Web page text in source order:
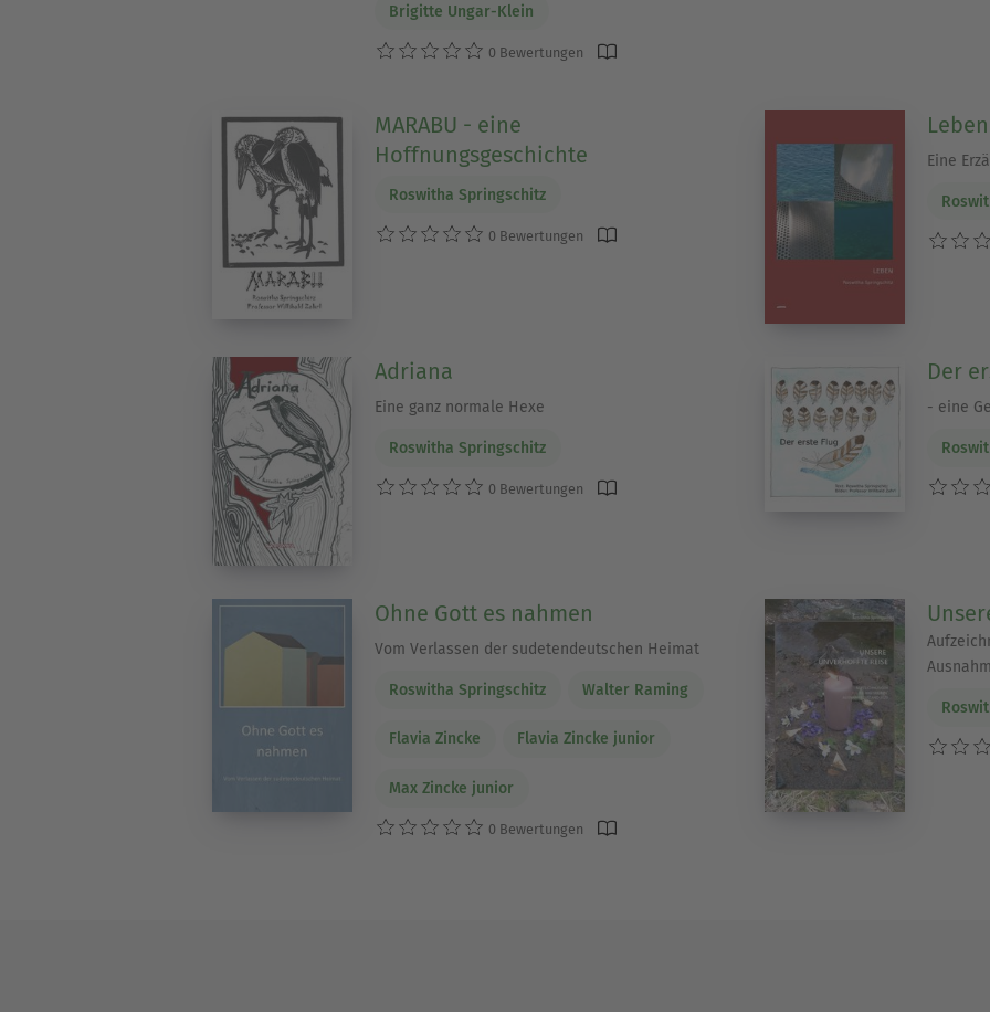
Brigitte Ungar-Klein
0 Bewertungen
MARABU - eine
Hoffnungsgeschichte
Roswitha Springschitz
0 Bewertungen
Leben
Eine
Adriana
Eine ganz normale Hexe
Roswitha Springschitz
0 Bewertungen
Der
- eine
Ohne Gott es nahmen
Vom Verlassen der sudetendeutschen Heimat
Roswitha Springschitz Walter Raming
Flavia Zincke Flavia Zincke junior
Max Zincke junior
0 Bewertungen